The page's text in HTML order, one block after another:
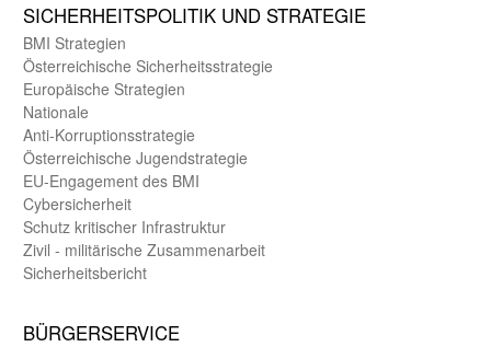
SICHER­HEITS­POLITIK UND STRATEGIE
BMI Strategien
Öster­reichische Sicherheits­strategie
Europäische Strategien
Nationale
Anti-Korruptions­strategie
Öster­reichische Jugend­strategie
EU-Engagement des BMI
Cybersicherheit
Schutz kritischer Infra­struktur
Zivil - militärische Zusammen­arbeit
Sicherheits­bericht
BÜRGER­SERVICE